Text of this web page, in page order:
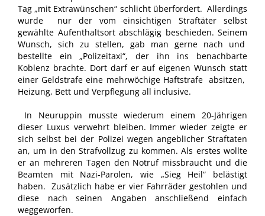
Tag „mit Extrawünschen“ schlicht überfordert. Allerdings
wurde nur der vom einsichtigen Straftäter selbst
gewählte Aufenthaltsort abschlägig beschieden. Seinem
Wunsch, sich zu stellen, gab man gerne nach und
bestellte ein „Polizeitaxi“, der ihn ins benachbarte
Koblenz brachte. Dort darf er auf eigenen Wunsch statt
einer Geldstrafe eine mehrwöchige Haftstrafe absitzen,
Heizung, Bett und Verpflegung all inclusive.
In Neuruppin musste wiederum einem 20-Jährigen
dieser Luxus verwehrt bleiben. Immer wieder zeigte er
sich selbst bei der Polizei wegen angeblicher Straftaten
an, um in den Strafvollzug zu kommen. Als erstes wollte
er an mehreren Tagen den Notruf missbraucht und die
Beamten mit Nazi-Parolen, wie „Sieg Heil“ belästigt
haben. Zusätzlich habe er vier Fahrräder gestohlen und
diese nach seinen Angaben anschließend einfach
weggeworfen.